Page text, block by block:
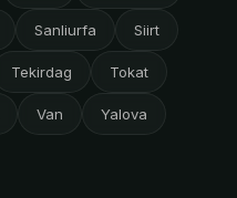
Sanliurfa Siirt
Tekirdag Tokat
Van Yalova